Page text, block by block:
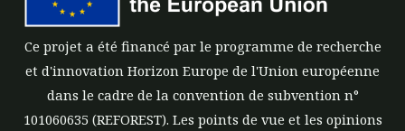
Ce projet a été financé par le programme de recherche
et d'innovation Horizon Europe de l'Union européenne
dans le cadre de la convention de subvention n°
101060635 (REFOREST). Les points de vue et les opinions